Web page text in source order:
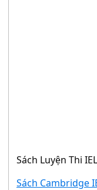
Sách Luyện Thi
Sách Cambridge